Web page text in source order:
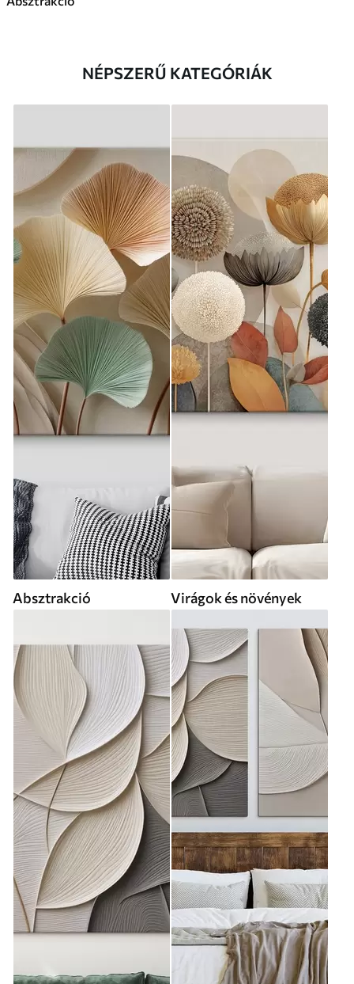
NÉPSZERŰ KATEGÓRIÁK
Absztrakció Virágok és növények